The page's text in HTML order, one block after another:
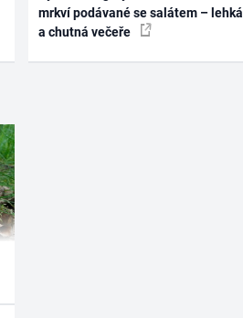
mrkví podávané se salátem – lehká
a chutná večeře